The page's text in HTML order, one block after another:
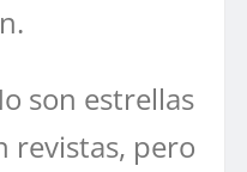
son estrellas
revistas, pero